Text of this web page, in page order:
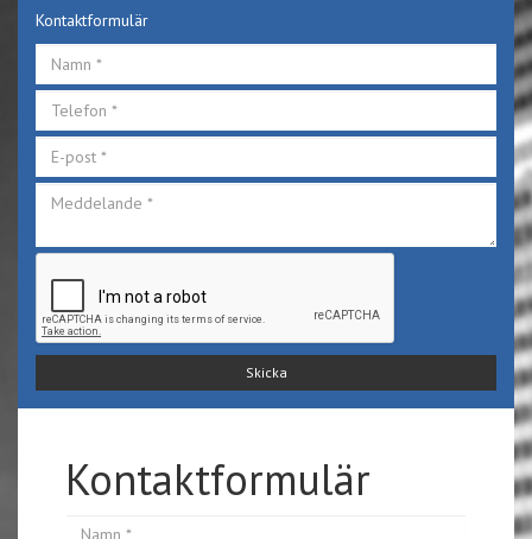
Kontaktformulär
Kontaktformulär